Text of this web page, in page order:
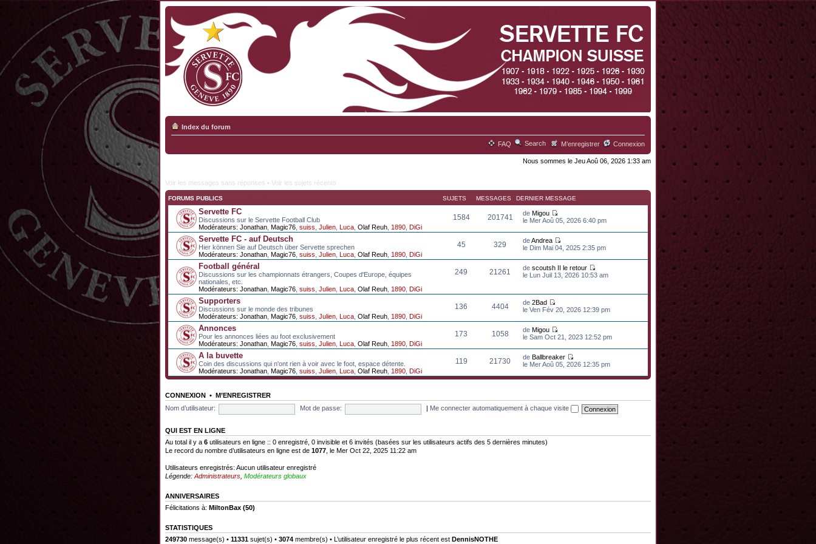
Index du forum
FAQ Search M’enregistrer Connexion
Nous sommes le Jeu Aoû 06, 2026 1:33 am
Voir les messages sans réponses • Voir les sujets récents
FORUMS PUBLICS SUJETS MESSAGES DERNIER MESSAGE
Servette FC
Discussions sur le Servette Football Club
Modérateurs: Jonathan Magic76 suiss Julien Luca Olaf Reuh 1890 DiGi
1584 201741 deMigou
le Mer Aoû 05, 2026 6:40 pm
Servette FC - auf Deutsch
Hier können Sie auf Deutsch über Servette sprechen
Modérateurs: Jonathan Magic76 suiss Julien Luca Olaf Reuh 1890 DiGi
45 329 deAndrea
le Dim Mai 04, 2025 2:35 pm
Football général
Discussions sur les championnats étrangers, Coupes d'Europe, équipes
nationales, etc.
Modérateurs: Jonathan Magic76 suiss Julien Luca Olaf Reuh 1890 DiGi
249 21261 descoutsh II le retour
le Lun Juil 13, 2026 10:53 am
Supporters
Discussions sur le monde des tribunes
Modérateurs: Jonathan Magic76 suiss Julien Luca Olaf Reuh 1890 DiGi
136 4404 de2Bad
le Ven Fév 20, 2026 12:39 pm
Annonces
Pour les annonces liées au foot exclusivement
Modérateurs: Jonathan Magic76 suiss Julien Luca Olaf Reuh 1890 DiGi
173 1058 deMigou
le Sam Oct 21, 2023 12:52 pm
A la buvette
Coin des discussions qui n'ont rien à voir avec le foot, espace détente.
Modérateurs: Jonathan Magic76 suiss Julien Luca Olaf Reuh 1890 DiGi
119 21730 deBallbreaker
le Mer Aoû 05, 2026 12:35 pm
CONNEXION • M’ENREGISTRER
Nom d’utilisateur:
Mot de passe: Me connecter automatiquement à chaque visite
QUI EST EN LIGNE
Au total il y a 6 utilisateurs en ligne :: 0 enregistré, 0 invisible et 6 invités (basées sur les utilisateurs actifs des 5 dernières minutes)
Le record du nombre d’utilisateurs en ligne est de 1077 , le Mer Oct 22, 2025 11:22 am
Utilisateurs enregistrés: Aucun utilisateur enregistré
Légende: Administrateurs Modérateurs globaux
ANNIVERSAIRES
Félicitations à: MiltonBax (50)
STATISTIQUES
249730 message(s) • 11331 sujet(s) • 3074 membre(s) • L’utilisateur enregistré le plus récent est DennisNOTHE